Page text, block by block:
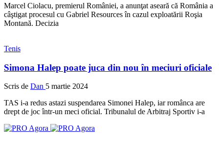
Marcel Ciolacu, premierul României, a anunţat aseară că România a
câştigat procesul cu Gabriel Resources în cazul exploatării Roşia
Montană. Decizia
Tenis
Simona Halep poate juca din nou în meciuri oficiale
Scris de Dan 5 martie 2024
TAS i-a redus astazi suspendarea Simonei Halep, iar românca are
drept de joc într-un meci oficial. Tribunalul de Arbitraj Sportiv i-a